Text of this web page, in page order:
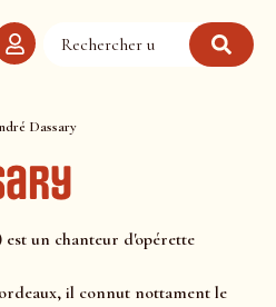
Dassary
est un chanteur d'opérette
il connut nottament le